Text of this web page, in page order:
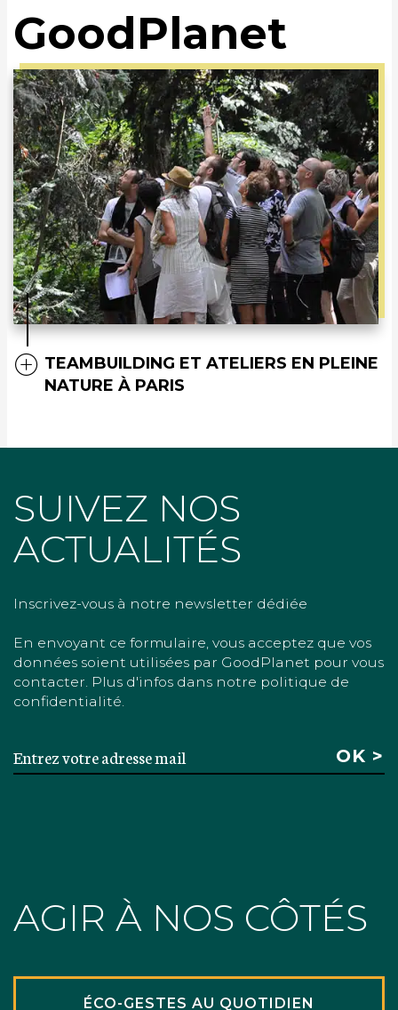
GoodPlanet
TEAMBUILDING ET ATELIERS EN PLEINE
NATURE À PARIS
SUIVEZ NOS
ACTUALITÉS
Inscrivez-vous à notre newsletter dédiée
En envoyant ce formulaire, vous acceptez que vos
données soient utilisées par GoodPlanet pour vous
contacter. Plus d'infos dans notre politique de
confidentialité.
AGIR À NOS CÔTÉS
ÉCO-GESTES AU QUOTIDIEN